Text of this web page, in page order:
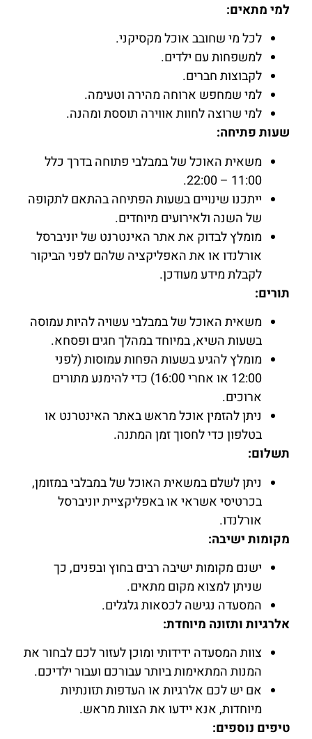
למי מתאים:
לכל מי שחובב אוכל מקסיקני.
למשפחות עם ילדים.
לקבוצות חברים.
למי שמחפש ארוחה מהירה וטעימה.
למי שרוצה לחוות אווירה תוססת ומהנה.
שעות פתיחה:
משאית האוכל של במבלבי פתוחה בדרך כלל
11:00 – 22:00.
ייתכנו שינויים בשעות הפתיחה בהתאם לתקופה
של השנה ולאירועים מיוחדים.
מומלץ לבדוק את אתר האינטרנט של יוניברסל
אורלנדו או את האפליקציה שלהם לפני הביקור
לקבלת מידע מעודכן.
תורים:
משאית האוכל של במבלבי עשויה להיות עמוסה
בשעות השיא, במיוחד במהלך חגים ופסחא.
מומלץ להגיע בשעות הפחות עמוסות (לפני
12:00 או אחרי 16:00) כדי להימנע מתורים
ארוכים.
ניתן להזמין אוכל מראש באתר האינטרנט או
בטלפון כדי לחסוך זמן המתנה.
תשלום:
ניתן לשלם במשאית האוכל של במבלבי במזומן,
בכרטיסי אשראי או באפליקציית יוניברסל
אורלנדו.
מקומות ישיבה:
ישנם מקומות ישיבה רבים בחוץ ובפנים, כך
שניתן למצוא מקום מתאים.
המסעדה נגישה לכסאות גלגלים.
אלרגיות ותזונה מיוחדת:
צוות המסעדה ידידותי ומוכן לעזור לכם לבחור את
המנות המתאימות ביותר עבורכם ועבור ילדיכם.
אם יש לכם אלרגיות או העדפות תזונתיות
מיוחדות, אנא יידעו את הצוות מראש.
טיפים נוספים: